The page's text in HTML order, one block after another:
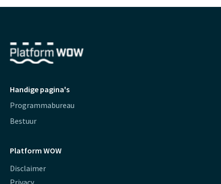
Handige pagina's
Programmabureau
Bestuur
Platform WOW
Disclaimer
Privacy